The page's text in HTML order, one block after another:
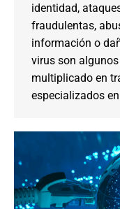
identidad,
fraudulentas,
información o
virus son
multiplicado en
especializados